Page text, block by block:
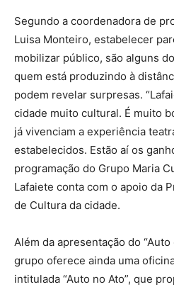
Segundo a coordenadora de
Luisa Monteiro, estabelecer
mobilizar público, são alguns
quem está produzindo à
podem revelar surpresas.
cidade muito cultural. É muito
já vivenciam a experiência
estabelecidos. Estão aí os
programação do Grupo Maria
Lafaiete conta com o apoio da
de Cultura da cidade.
Além da apresentação do “Auto
grupo oferece ainda uma
intitulada “Auto no Ato”, que